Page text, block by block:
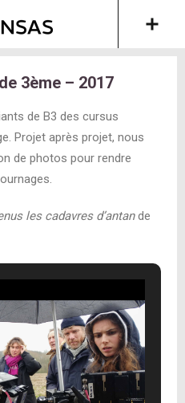
3ème – 2017
de B3 des cursus
Projet après projet, nous
de photos pour rendre
les cadavres d’antande